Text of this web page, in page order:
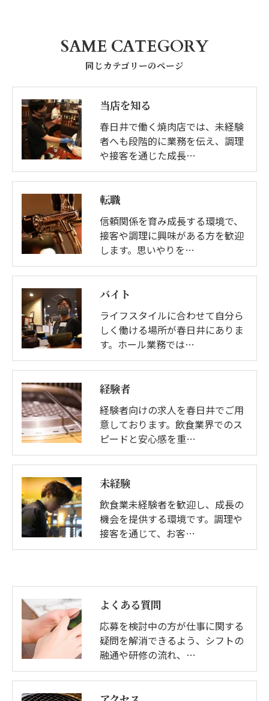
同じカテゴリーのページ
SAME CATEGORY
当店を知る
春日井で働く焼肉店では、未経験
者へも段階的に業務を伝え、調理
や接客を通じた成長…
転職
信頼関係を育み成長する環境で、
接客や調理に興味がある方を歓迎
します。思いやりを…
バイト
ライフスタイルに合わせて自分ら
しく働ける場所が春日井にありま
す。ホール業務では…
経験者
経験者向けの求人を春日井でご用
意しております。飲食業界でのス
ピードと安心感を重…
未経験
飲食業未経験者を歓迎し、成長の
機会を提供する環境です。調理や
接客を通じて、お客…
よくある質問
応募を検討中の方が仕事に関する
疑問を解消できるよう、シフトの
融通や研修の流れ、…